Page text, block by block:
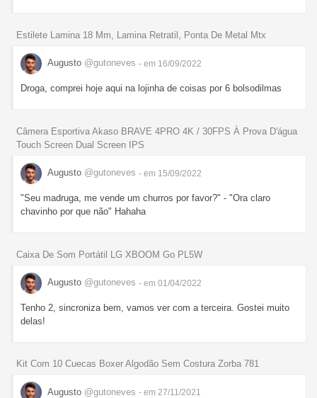
Estilete Lamina 18 Mm, Lamina Retratil, Ponta De Metal Mtx
Augusto @gutoneves - em 16/09/2022
Droga, comprei hoje aqui na lojinha de coisas por 6 bolsodilmas
Câmera Esportiva Akaso BRAVE 4PRO 4K / 30FPS À Prova D'água
Touch Screen Dual Screen IPS
Augusto @gutoneves - em 15/09/2022
"Seu madruga, me vende um churros por favor?" - "Ora claro
chavinho por que não" Hahaha
Caixa De Som Portátil LG XBOOM Go PL5W
Augusto @gutoneves - em 01/04/2022
Tenho 2, sincroniza bem, vamos ver com a terceira. Gostei muito
delas!
Kit Com 10 Cuecas Boxer Algodão Sem Costura Zorba 781
Augusto @gutoneves - em 27/11/2021